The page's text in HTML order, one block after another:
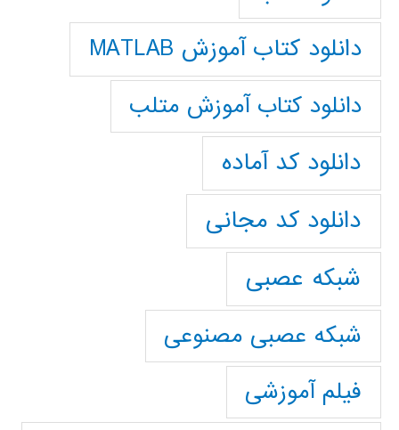
دانلود کتاب آموزش MATLAB
دانلود کتاب آموزش متلب
دانلود کد آماده
دانلود کد مجانی
شبکه عصبی
شبکه عصبی مصنوعی
فیلم آموزشی